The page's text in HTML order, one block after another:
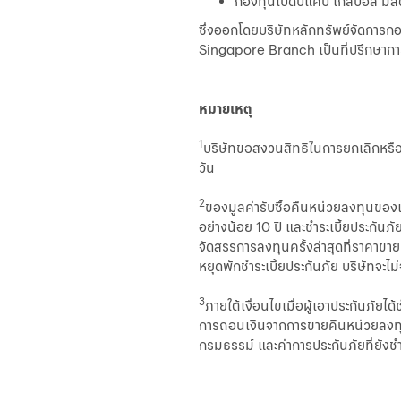
ซึ่งออกโดยบริษัทหลักทรัพย์จัดการ
Singapore Branch เป็นที่ปรึกษาก
หมายเหตุ
1บริษัทขอสงวนสิทธิในการยกเลิกหรื
วัน
2ของมูลค่ารับซื้อคืนหน่วยลงทุนของ
อย่างน้อย 10 ปี และชำระเบี้ยประกั
จัดสรรการลงทุนครั้งล่าสุดที่ราคาข
หยุดพักชำระเบี้ยประกันภัย บริษัทจะ
3ภายใต้เงื่อนไขเมื่อผู้เอาประกันภัยไ
การถอนเงินจากการขายคืนหน่วยล
กรมธรรม์ และค่าการประกันภัยที่ยัง